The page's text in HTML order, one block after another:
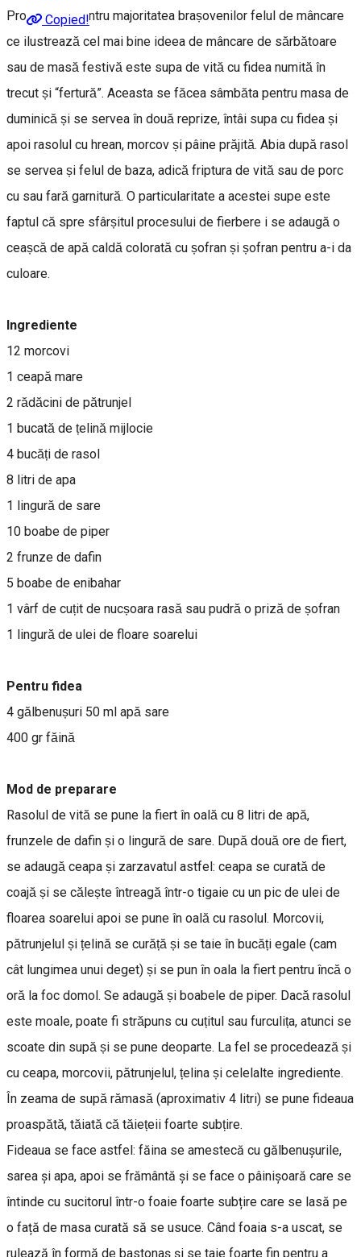
Copied!
Probabil că pentru majoritatea brașovenilor felul de mâncare
ce ilustrează cel mai bine ideea de mâncare de sărbătoare
sau de masă festivă este supa de vită cu fidea numită în
trecut și “fertură”. Aceasta se făcea sâmbăta pentru masa de
duminică și se servea în două reprize, întâi supa cu fidea și
apoi rasolul cu hrean, morcov și pâine prăjită. Abia după rasol
se servea și felul de baza, adică friptura de vită sau de porc
cu sau fară garnitură. O particularitate a acestei supe este
faptul că spre sfârșitul procesului de fierbere i se adaugă o
ceașcă de apă caldă colorată cu șofran și șofran pentru a-i da
culoare.
Ingrediente
12 morcovi
1 ceapă mare
2 rădăcini de pătrunjel
1 bucată de țelină mijlocie
4 bucăți de rasol
8 litri de apa
1 lingură de sare
10 boabe de piper
2 frunze de dafin
5 boabe de enibahar
1 vârf de cuțit de nucșoara rasă sau pudră o priză de șofran
1 lingură de ulei de floare soarelui
Pentru fidea
4 gălbenușuri 50 ml apă sare
400 gr făină
Mod de preparare
Rasolul de vită se pune la fiert în oală cu 8 litri de apă,
frunzele de dafin și o lingură de sare. După două ore de fiert,
se adaugă ceapa și zarzavatul astfel: ceapa se curată de
coajă și se călește întreagă într-o tigaie cu un pic de ulei de
floarea soarelui apoi se pune în oală cu rasolul. Morcovii,
pătrunjelul și țelină se curăță și se taie în bucăți egale (cam
cât lungimea unui deget) și se pun în oala la fiert pentru încă o
oră la foc domol. Se adaugă și boabele de piper. Dacă rasolul
este moale, poate fi străpuns cu cuțitul sau furculița, atunci se
scoate din supă și se pune deoparte. La fel se procedează și
cu ceapa, morcovii, pătrunjelul, țelina și celelalte ingrediente.
În zeama de supă rămasă (aproximativ 4 litri) se pune fideaua
proaspătă, tăiată că tăiețeii foarte subțire.
Fideaua se face astfel: făina se amestecă cu gălbenușurile,
sarea și apa, apoi se frământă și se face o pâinișoară care se
întinde cu sucitorul într-o foaie foarte subțire care se lasă pe
o față de masa curată să se usuce. Când foaia s-a uscat, se
rulează în formă de bastonaș și se taie foarte fin pentru a